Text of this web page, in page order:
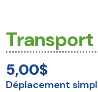
5,00$
Déplacement